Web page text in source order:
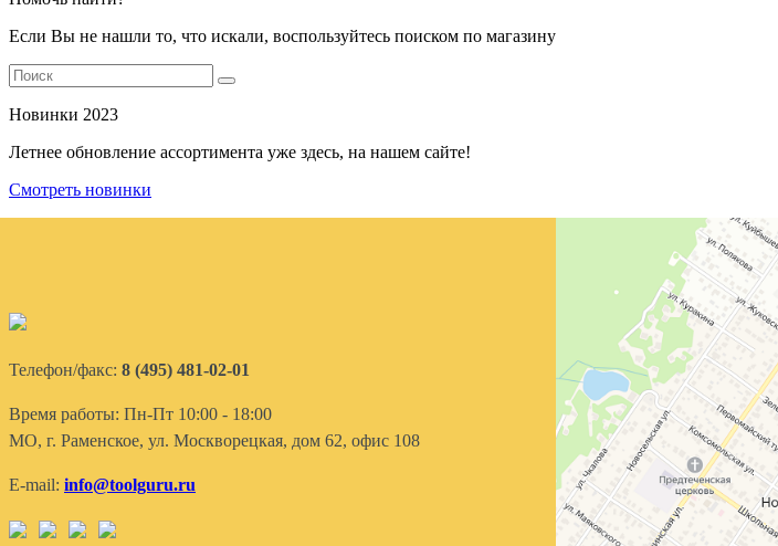
Если Вы не нашли то, что искали, воспользуйтесь поиском по магазину
Новинки 2023
Летнее обновление ассортимента уже здесь, на нашем сайте!
Смотреть новинки
Телефон/факс: 8 (495) 481-02-01
Время работы: Пн-Пт 10:00 - 18:00
МО, г. Раменское, ул. Москворецкая, дом 62, офис 108
E-mail: info@toolguru.ru